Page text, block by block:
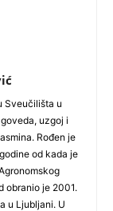
Sveučilišta u
uzgoj i
Rođen je
od kada je
obranio je 2001.
u Ljubljani. U